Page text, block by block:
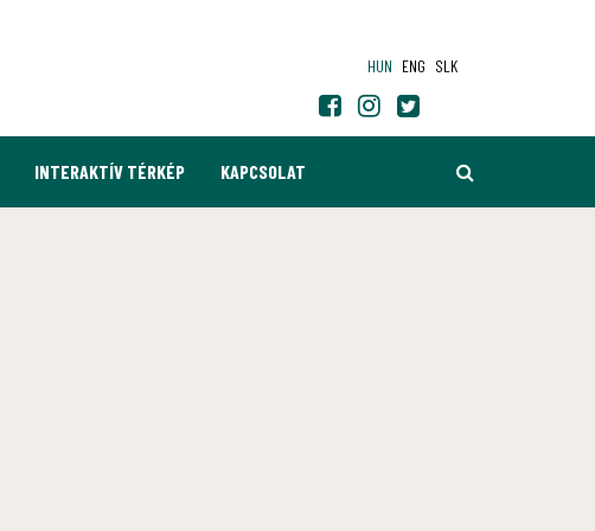
HUN ENG SLK
INTERAKTÍV TÉRKÉP KAPCSOLAT